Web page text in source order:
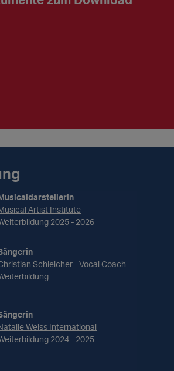
Artist Institute
2025 - 2026
Schleicher - Vocal Coach
Weiss International
2024 - 2025